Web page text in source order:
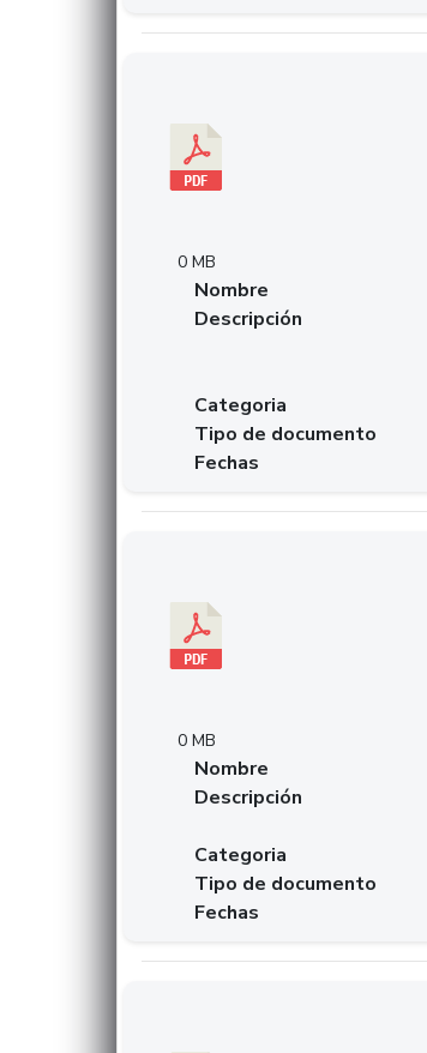
0 MB
Nombre
Descripción
Categoria
Tipo de documento
Fechas
0 MB
Nombre
Descripción
Categoria
Tipo de documento
Fechas